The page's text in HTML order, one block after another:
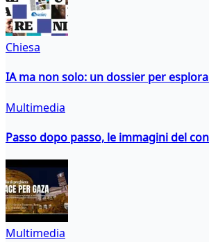
Chiesa
IA ma non solo: un dossier per
Multimedia
Passo dopo passo, le immagini del
Multimedia